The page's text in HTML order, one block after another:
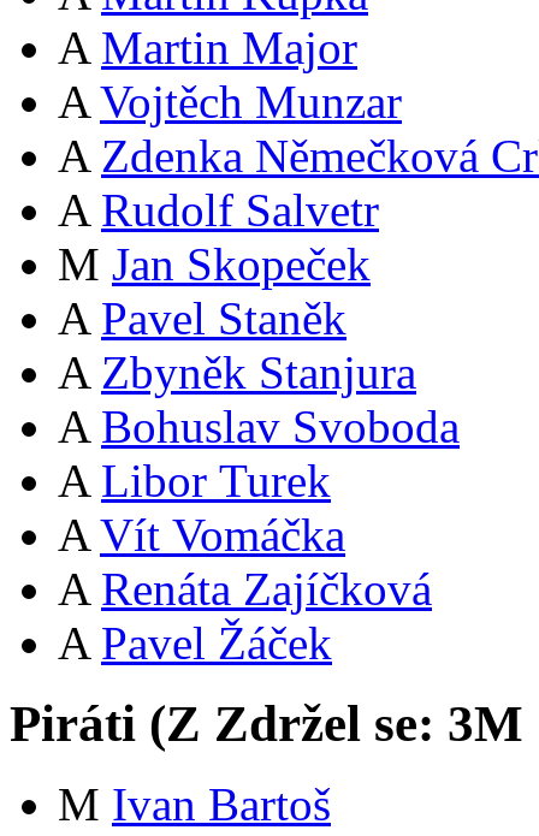
A Martin Major
A Vojtěch Munzar
A Zdenka Němečková
A Rudolf Salvetr
M Jan Skopeček
A Pavel Staněk
A Zbyněk Stanjura
A Bohuslav Svoboda
A Libor Turek
A Vít Vomáčka
A Renáta Zajíčková
A Pavel Žáček
Piráti (Z Zdržel se: 3M
M Ivan Bartoš